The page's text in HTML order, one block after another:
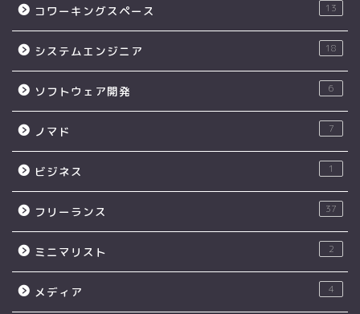
コワーキングスペース 13
システムエンジニア 18
ソフトウェア開発 6
ノマド 7
ビジネス 1
フリーランス 37
ミニマリスト 2
メディア 4